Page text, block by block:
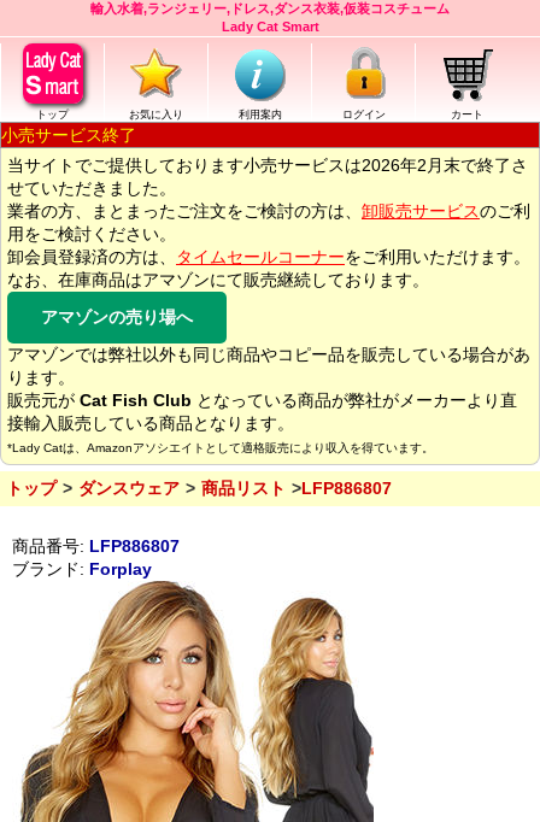
輸入水着,ランジェリー,ドレス,ダンス衣装,仮装コスチューム
Lady Cat Smart
トップ お気に入り 利用案内 ログイン カート
小売サービス終了
当サイトでご提供しております小売サービスは2026年2月末で終了さ
せていただきました。
業者の方、まとまったご注文をご検討の方は、 卸販売サービスのご利
用をご検討ください。
卸会員登録済の方は、
タイムセールコーナーをご利用いただけます。
なお、在庫商品はアマゾンにて販売継続しております。
アマゾンの売り場へ
アマゾンでは弊社以外も同じ商品やコピー品を販売している場合があ
ります。
販売元が Cat Fish Club となっている商品が弊社がメーカーより直
接輸入販売している商品となります。
*Lady Catは、Amazonアソシエイトとして適格販売により収入を得ています。
トップ ダンスウェア 商品リスト LFP886807
商品番号: LFP886807
ブランド: Forplay